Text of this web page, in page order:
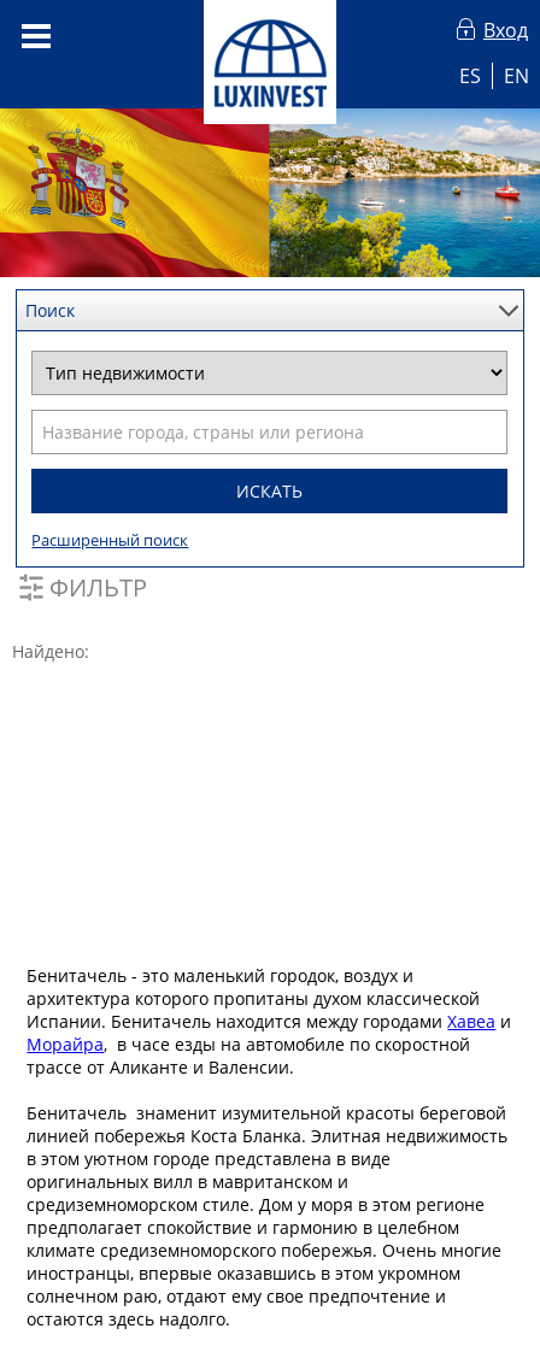
Вход
ES
EN
Поиск
ИСКАТЬ
Расширенный поиск
ФИЛЬТР
Найдено:
Бенитачель - это маленький городок, воздух и
архитектура которого пропитаны духом классической
Испании. Бенитачель находится между городамиХавеа и
Морайра, в часе езды на автомобиле по скоростной
трассе от Аликанте и Валенсии.
Бенитачель знаменит изумительной красоты береговой
линией побережья Коста Бланка. Элитная недвижимость
в этом уютном городе представлена в виде
оригинальных вилл в мавританском и
средиземноморском стиле. Дом у моря в этом регионе
предполагает спокойствие и гармонию в целебном
климате средиземноморского побережья. Очень многие
иностранцы, впервые оказавшись в этом укромном
солнечном раю, отдают ему свое предпочтение и
остаются здесь надолго.